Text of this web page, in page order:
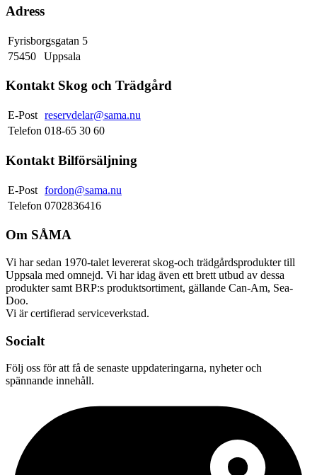
Adress
Fyrisborgsgatan 5
75450
Uppsala
Kontakt Skog och Trädgård
E-Post reservdelar@sama.nu
Telefon 018-65 30 60
Kontakt Bilförsäljning
E-Post fordon@sama.nu
Telefon 0702836416
Om SÅMA
Vi har sedan 1970-talet levererat skog-och trädgårdsprodukter till
Uppsala med omnejd. Vi har idag även ett brett utbud av dessa
produkter samt BRP:s produktsortiment, gällande Can-Am, Sea-
Doo.
Vi är certifierad serviceverkstad.
Socialt
Följ oss för att få de senaste uppdateringarna, nyheter och
spännande innehåll.